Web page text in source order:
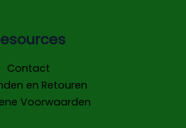
Contact
en Retouren
Voorwaarden